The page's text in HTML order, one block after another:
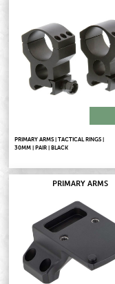
PRIMARY ARMS | TACTICAL RINGS |
30MM | PAIR | BLACK
PRIMARY ARMS